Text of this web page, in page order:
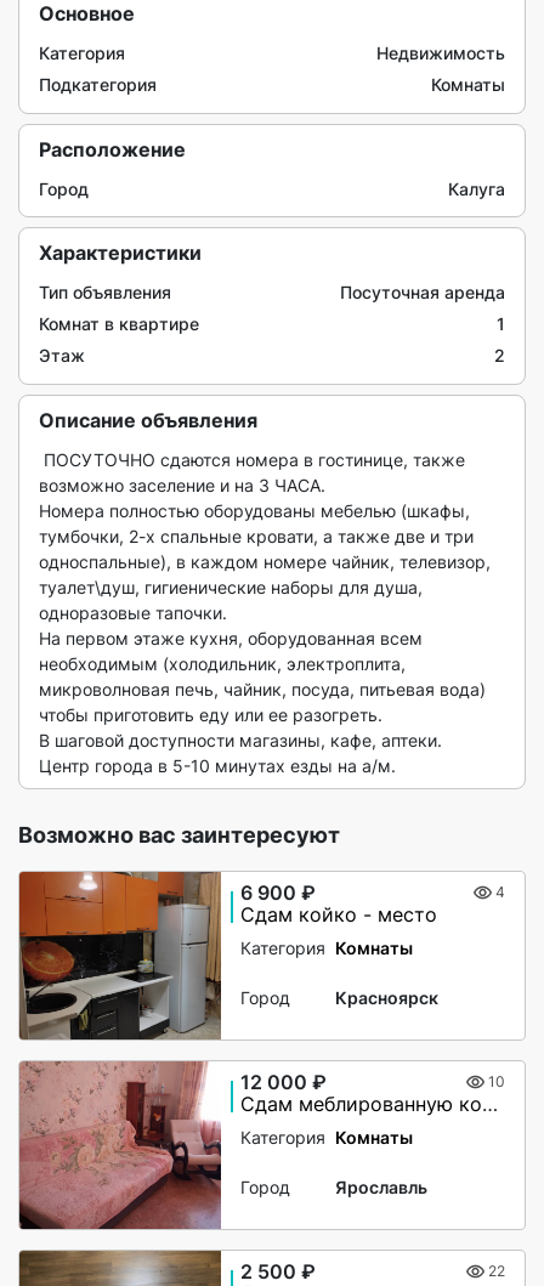
Основное
Категория
Недвижимость
Подкатегория
Комнаты
Расположение
Город Калуга
Характеристики
Тип объявления
Посуточная аренда
Комнат в квартире
1
Этаж
2
Описание объявления
возможно заселение и на 3 ЧАСА.
Номера полностью оборудованы мебелью (шкафы,
тумбочки, 2-х спальные кровати, а также две и три
односпальные), в каждом номере чайник, телевизор,
туалет\душ, гигиенические наборы для душа,
одноразовые тапочки.
На первом этаже кухня, оборудованная всем
необходимым (холодильник, электроплита,
микроволновая печь, чайник, посуда, питьевая вода)
чтобы приготовить еду или ее разогреть.
В шаговой доступности магазины, кафе, аптеки.
Центр города в 5-10 минутах езды на а/м.
Возможно вас заинтересуют
6 900 ₽ 4
Сдам койко - место
Категория Комнаты
Город Красноярск
12 000 ₽ 10
Сдам меблированную комнату на длительный срок
Категория Комнаты
Город Ярославль
2 500 ₽ 22